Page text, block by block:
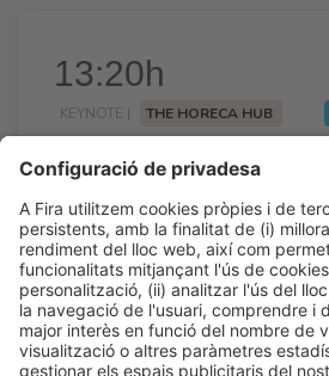
13:20h
KEYNOTE | THE HORECA HUB
El mapa del nou turisme
Dl 23
13:20h - 13:40h
Talk Stage 2 - The Horeca Hub
LLegir més